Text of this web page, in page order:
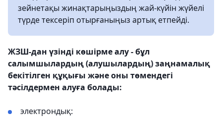
зейнетақы жинақтарыңыздың жай-күйін жүйелі
түрде тексеріп отырғаныңыз артық етпейді.
ЖЗШ-дан үзінді көшірме алу - бұл
салымшылардың (алушылардың) заңнамалық
бекітілген құқығы және оны төмендегі
тәсілдермен алуға болады:
электрондық: